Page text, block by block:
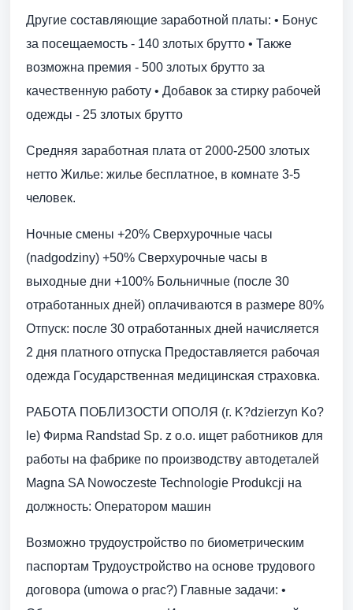
Другие составляющие заработной платы: • Бонус
за посещаемость - 140 злотых брутто • Также
возможна премия - 500 злотых брутто за
качественную работу • Добавок за стирку рабочей
одежды - 25 злотых брутто
Средняя заработная плата от 2000-2500 злотых
нетто Жилье: жилье бесплатное, в комнате 3-5
человек.
Ночные смены +20% Сверхурочные часы
(nadgodziny) +50% Сверхурочные часы в
выходные дни +100% Больничные (после 30
отработанных дней) оплачиваются в размере 80%
Отпуск: после 30 отработанных дней начисляется
2 дня платного отпуска Предоставляется рабочая
одежда Государственная медицинская страховка.
РАБОТА ПОБЛИЗОСТИ ОПОЛЯ (г. K?dzierzyn Ko?
le) Фирма Randstad Sp. z o.o. ищет работников для
работы на фабрике по производству автодеталей
Magna SA Nowoczeste Technologie Produkcji на
должность: Оператором машин
Возможно трудоустройство по биометрическим
паспортам Трудоустройство на основе трудового
договора (umowa o prac?) Главные задачи: •